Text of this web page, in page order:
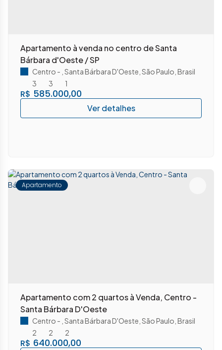
Apartamento à venda no centro de Santa
Bárbara d'Oeste / SP
R$ 585.000,00
Centro Santa Bárbara D'Oeste São Paulo Brasil
3
3 1
Apartamento
Apartamento com 2 quartos à Venda, Centro -
Santa Bárbara D'Oeste
R$ 640.000,00
Centro Santa Bárbara D'Oeste São Paulo Brasil
2
2 2